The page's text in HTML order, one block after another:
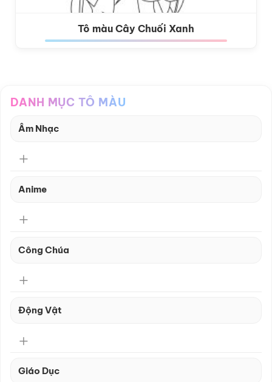
Tô màu Cây Chuối Xanh
DANH MỤC TÔ MÀU
Âm Nhạc
Anime
Công Chúa
Động Vật
Giáo Dục